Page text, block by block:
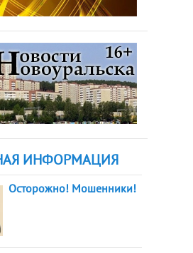
ИНФОРМАЦИЯ
Осторожно! Мошенники!